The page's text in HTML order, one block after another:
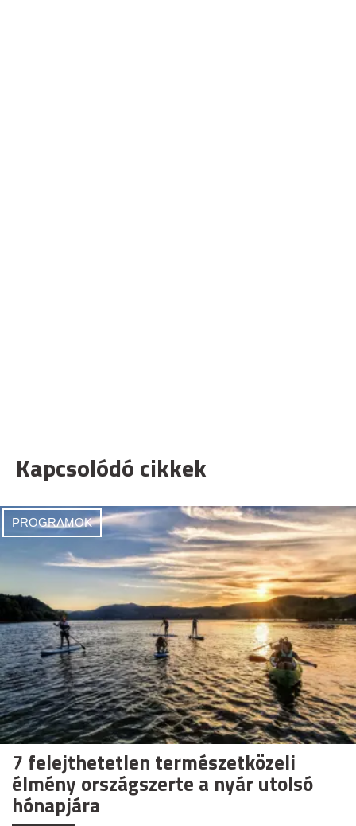
Kapcsolódó cikkek
PROGRAMOK
7 felejthetetlen természetközeli
élmény országszerte a nyár utolsó
hónapjára